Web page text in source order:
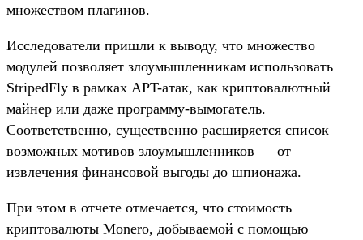
множеством плагинов.
Исследователи пришли к выводу, что множество
модулей позволяет злоумышленникам использовать
StripedFly в рамках APT-атак, как криптовалютный
майнер или даже программу-вымогатель.
Соответственно, существенно расширяется список
возможных мотивов злоумышленников — от
извлечения финансовой выгоды до шпионажа.
При этом в отчете отмечается, что стоимость
криптовалюты Monero, добываемой с помощью